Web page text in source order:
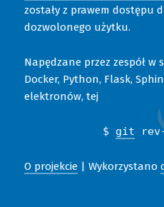
zostały z prawem dostępu
dozwolonego użytku.
Napędzane przez zespół w
Docker, Python, Flask,
elektronów, tej
$ git
O projekcie| Wykorzystano